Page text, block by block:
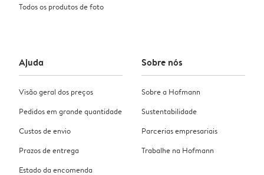
Todos os produtos de foto
Ajuda
Visão geral dos preços
Pedidos em grande quantidade
Custos de envio
Prazos de entrega
Estado da encomenda
Sobre nós
Sobre a Hofmann
Sustentabilidade
Parcerias empresariais
Trabalhe na Hofmann